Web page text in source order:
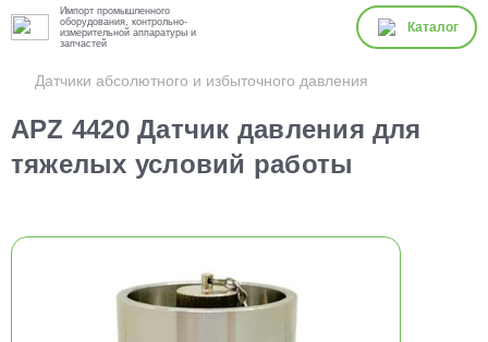
Импорт промышленного
оборудования, контрольно-
измерительной аппаратуры и
запчастей
Каталог
Датчики абсолютного и избыточного давления
APZ 4420 Датчик давления для
тяжелых условий работы